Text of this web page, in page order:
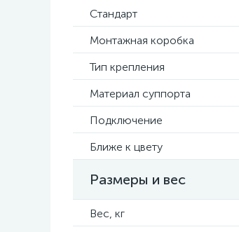
Стандарт
Монтажная коробка
Тип крепления
Материал суппорта
Подключение
Ближе к цвету
Размеры и вес
Вес, кг